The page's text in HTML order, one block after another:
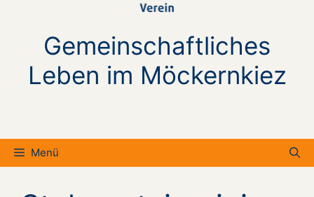
Gemeinschaftliches
Leben im Möckernkiez
Menü